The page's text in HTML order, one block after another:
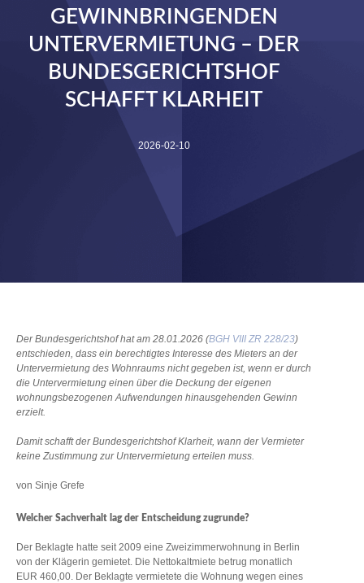
GEWINNBRINGENDEN
UNTERVERMIETUNG – DER
BUNDESGERICHTSHOF
SCHAFFT KLARHEIT
2026-02-10
Der Bundesgerichtshof hat am 28.01.2026 (BGH VIII ZR 228/23)
entschieden, dass ein berechtigtes Interesse des Mieters an der
Untervermietung des Wohnraums nicht gegeben ist, wenn er durch
die Untervermietung einen über die Deckung der eigenen
wohnungsbezogenen Aufwendungen hinausgehenden Gewinn
erzielt.
Damit schafft der Bundesgerichtshof Klarheit, wann der Vermieter
keine Zustimmung zur Untervermietung erteilen muss.
von Sinje Grefe
Welcher Sachverhalt lag der Entscheidung zugrunde?
Der Beklagte hatte seit 2009 eine Zweizimmerwohnung in Berlin
von der Klägerin gemietet. Die Nettokaltmiete betrug monatlich
EUR 460,00. Der Beklagte vermietete die Wohnung wegen eines